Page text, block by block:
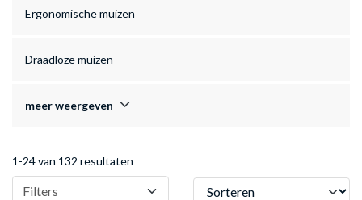
Ergonomische muizen
Draadloze muizen
meer weergeven
1-24 van 132 resultaten
Filters Sorteren